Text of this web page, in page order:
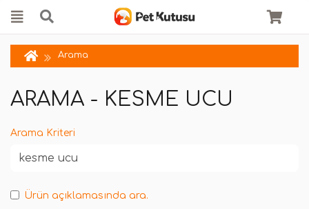
Arama
ARAMA - KESME UCU
Arama Kriteri
Ürün açıklamasında ara.